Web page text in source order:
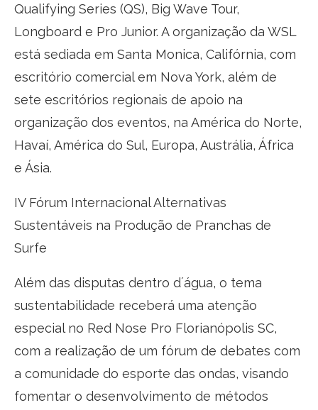
Qualifying Series (QS), Big Wave Tour,
Longboard e Pro Junior. A organização da WSL
está sediada em Santa Monica, Califórnia, com
escritório comercial em Nova York, além de
sete escritórios regionais de apoio na
organização dos eventos, na América do Norte,
Havaí, América do Sul, Europa, Austrália, África
e Ásia.
IV Fórum Internacional Alternativas
Sustentáveis na Produção de Pranchas de
Surfe
Além das disputas dentro d´água, o tema
sustentabilidade receberá uma atenção
especial no Red Nose Pro Florianópolis SC,
com a realização de um fórum de debates com
a comunidade do esporte das ondas, visando
fomentar o desenvolvimento de métodos